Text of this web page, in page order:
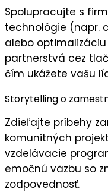
Spolupracujte s
technológie (napr.
alebo
partnerstvá cez
čím ukážete vašu
Storytelling o
Zdieľajte príbehy
komunitných
vzdelávacie
emočnú väzbu so
zodpovednosť.